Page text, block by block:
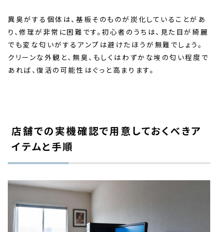
異臭がする個体は、基板そのものが炭化していることがあ
り、修理が非常に困難です。初心者のうちは、見た目が綺麗
でも変な匂いがするアンプは避けたほうが無難でしょう。
クリーンな外観と、無臭、もしくはわずかな埃の匂い程度で
あれば、復活の可能性はぐっと高まります。
店舗での実機確認で用意しておくべきア
イテムと手順